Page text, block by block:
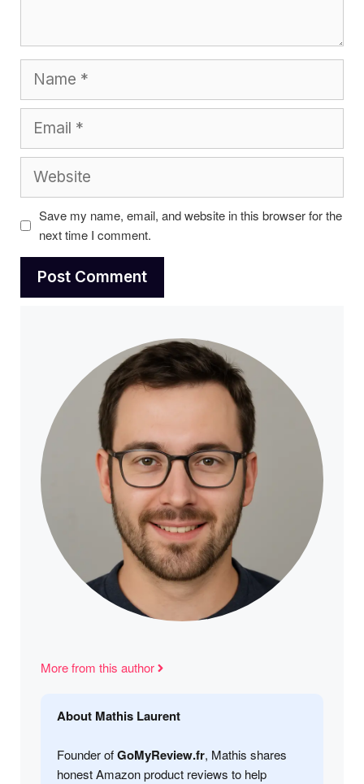
Save my name, email, and website in this browser for the
next time I comment.
More from this author
About Mathis Laurent
Founder ofGoMyReview.fr, Mathis shares
honest Amazon product reviews to help